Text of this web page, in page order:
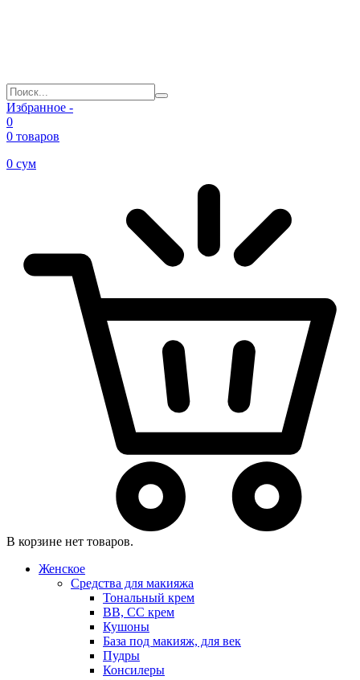
Избранное -
0
0 товаров
0 сум
В корзине нет товаров.
Женское
Средства для макияжа
Тональный крем
BB, CC крем
Кушоны
База под макияж, для век
Пудры
Консилеры